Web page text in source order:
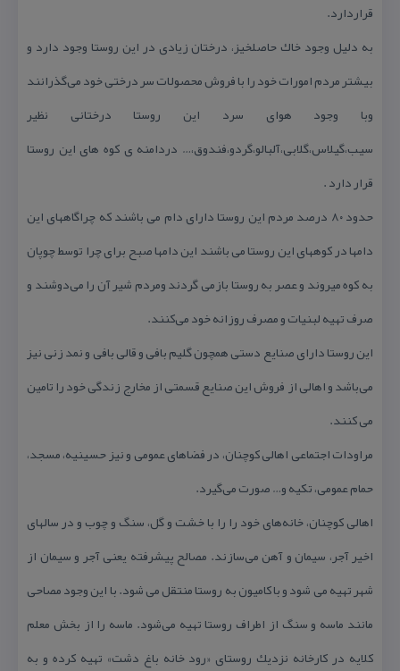
قراردارد.
به دلیل وجود خاك حاصلخیز، درختان زیادی در این روستا وجود دارد و
بیشتر مردم امورات خود را با فروش محصولات سر درختی خود می‌گذرانند
وبا وجود هوای سرد این روستا درختانی نظیر
سیب،گیلاس،گلابی،آلبالو،گردو،فندوق،… دردامنه ی كوه های این روستا
قرار دارد .
حدود ۸۰ درصد مردم این روستا دارای دام می باشند كه چراگاههای این
دامها در كوههای این روستا می باشند این دامها صبح برای چرا توسط چوپان
به كوه میروند و عصر به روستا بازمی گردند ومردم شیر آن را می‌دوشند و
صرف تهیه لبنیات و مصرف روزانه خود می‌كنند.
این روستا دارای صنایع دستی همچون گلیم بافی و قالی بافی و نمد زنی نیز
می‌باشد و اهالی از فروش این صنایع قسمتی از مخارج زندگی خود را تامین
می كنند.
مراودات اجتماعی اهالی كوچنان، در فضاهای عمومی و نیز حسینیه، مسجد،
حمام عمومی، تكیه‌ و… صورت می‌گیرد.
اهالی كوچنان، خانه‌های خود را را با خشت و گل، سنگ و چوب و در سالهای
اخیر آجر، سیمان و آهن می‌سازند. مصالح پیشرفته یعنی آجر و سیمان از
شهر تهیه می شود و با كامیون به روستا منتقل می شود. با این وجود مصاحی
مانند ماسه و سنگ از اطراف روستا تهیه می‌شود. ماسه را از بخش معلم
كلایه در كارخانه نزدیك روستای «رود خانه باغ دشت» تهیه كرده و به